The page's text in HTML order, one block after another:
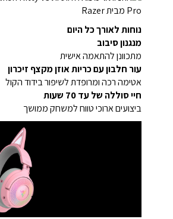
נוחות לאורך כל היום
מנגנון סיבוב
מתכוונן להתאמה אישית
עור חלבון עם כריות אוזן מקצף זיכרון
אטימה רכה ומרופדת לשיפור בידוד הקול
חיי סוללה של עד 70 שעות
ביצועים ארוכי טווח למשחק ממושך